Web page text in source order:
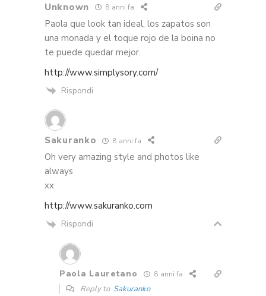
Unknown 8 anni fa
Paola que look tan ideal, los zapatos son
una monada y el toque rojo de la boina no
te puede quedar mejor.
http://www.simplysory.com/
Rispondi
Sakuranko 8 anni fa
Oh very amazing style and photos like
always
xx
http://www.sakuranko.com
Rispondi
Paola Lauretano 8 anni fa
Reply to Sakuranko